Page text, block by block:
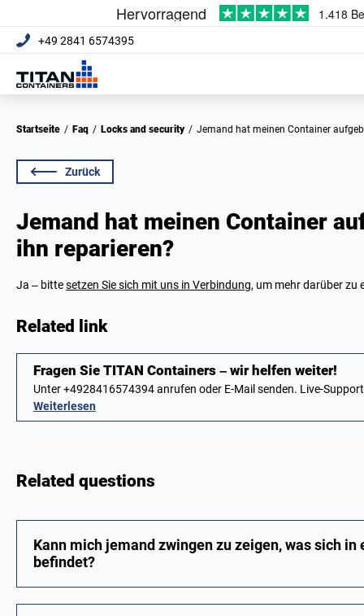
+49 2841 6574395
Startseite / Faq / Locks and security / Jemand hat meinen Container
Zurück
Jemand hat meinen Container
ihn reparieren?
Ja – bittesetzen Sie sich mit uns in Verbindung, um mehr darüber zu
Related link
Fragen Sie TITAN Containers – wir helfen weiter!
Unter +4928416574394 anrufen oder E-Mail senden. Live-
Weiterlesen
Related questions
Kann mich jemand zwingen zu zeigen, was sich
befindet?